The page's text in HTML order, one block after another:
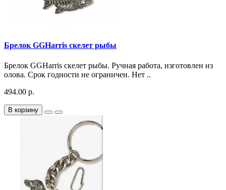
Брелок GGHarris скелет рыбы
Брелок GGHarris скелет рыбы. Ручная работа, изготовлен из
олова. Срок годности не ограничен. Нет ..
494.00 р.
В корзину